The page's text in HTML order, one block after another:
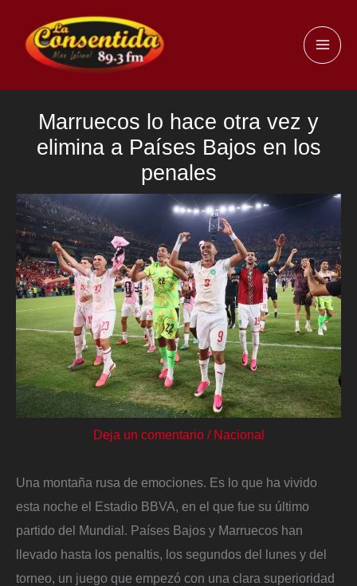
contenido
Marruecos lo hace otra vez y
elimina a Países Bajos en los
penales
Deja un comentario / Nacional
Una montaña rusa de emociones. Es lo que ha vivido
esta noche el Estadio BBVA, en el que fue su último
partido del Mundial. Países Bajos y Marruecos han
llevado hasta los penaltis, los segundos del lunes y del
torneo, un juego que empezó con una clara superioridad